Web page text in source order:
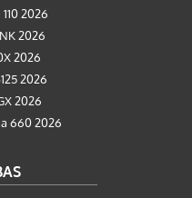
2026
2026
2026
2026
2026
660 2026